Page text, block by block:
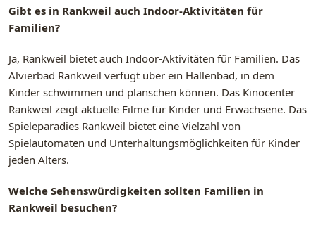
Gibt es in Rankweil auch Indoor-Aktivitäten für
Familien?
Ja, Rankweil bietet auch Indoor-Aktivitäten für Familien. Das
Alvierbad Rankweil verfügt über ein Hallenbad, in dem
Kinder schwimmen und planschen können. Das Kinocenter
Rankweil zeigt aktuelle Filme für Kinder und Erwachsene. Das
Spieleparadies Rankweil bietet eine Vielzahl von
Spielautomaten und Unterhaltungsmöglichkeiten für Kinder
jeden Alters.
Welche Sehenswürdigkeiten sollten Familien in
Rankweil besuchen?